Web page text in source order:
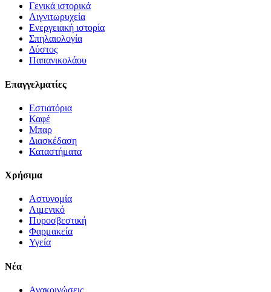
Γενικά ιστορικά
Λιγνιτωρυχεία
Ενεργειακή ιστορία
Σπηλαιολογία
Δύστος
Παπανικολάου
Επαγγελματίες
Εστιατόρια
Καφέ
Μπαρ
Διασκέδαση
Καταστήματα
Χρήσιμα
Αστυνομία
Λιμενικό
Πυροσβεστική
Φαρμακεία
Υγεία
Νέα
Ανακοινώσεις